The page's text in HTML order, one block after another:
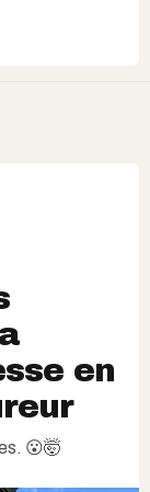
en
😮🤯